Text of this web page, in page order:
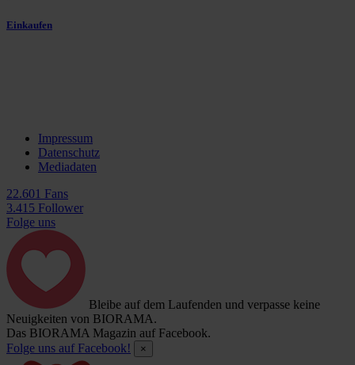
Einkaufen
Impressum
Datenschutz
Mediadaten
22.601 Fans
3.415 Follower
Folge uns
Bleibe auf dem Laufenden und verpasse keine
Neuigkeiten von BIORAMA.
Das BIORAMA Magazin auf Facebook.
Folge uns auf Facebook!
×